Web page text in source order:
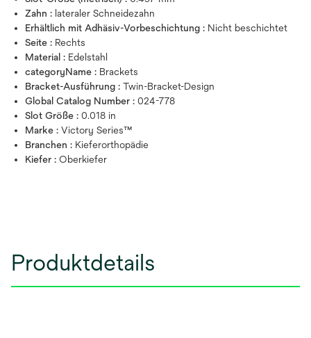
Zahn : lateraler Schneidezahn
Erhältlich mit Adhäsiv-Vorbeschichtung : Nicht beschichtet
Seite : Rechts
Material : Edelstahl
categoryName : Brackets
Bracket-Ausführung : Twin-Bracket-Design
Global Catalog Number : 024-778
Slot Größe : 0.018 in
Marke : Victory Series™
Branchen : Kieferorthopädie
Kiefer : Oberkiefer
Produktdetails